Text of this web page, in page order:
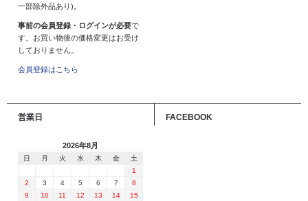
一部除外品あり)。
事前の会員登録・ログインが必要で
す。お買い物後の価格変更はお受け
しておりません。
会員登録はこちら
営業日
2026年8月
日 月 火 水 木 金
土
1
2
3 4 5 6 7
8
9
10 11 12 13 14
15
FACEBOOK